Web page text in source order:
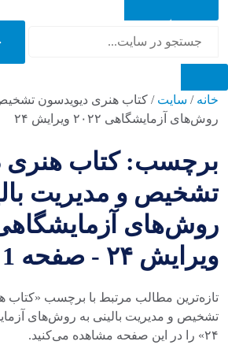
خانه / سایت / کتاب هنری دیویدسون
روش‌های آزمایشگاهی ۲۰۲۲ ویرایش ۲۴
برچسب: کتاب هنری
تشخیص و مدیریت
ویرایش ۲۴ - صفحه 1
تازه‌ترین مطالب مرتبط با برچسب «کتاب
۲۴» را در این صفحه مشاهده می‌کنید.